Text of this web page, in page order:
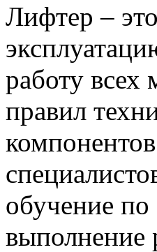
Лифтер –
работу всех
правил
обучение по
выполнение